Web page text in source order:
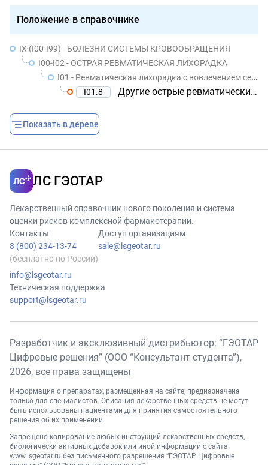
Положение в справочнике
IX (I00-I99) - БОЛЕЗНИ СИСТЕМЫ КРОВООБРАЩЕНИЯ
I00-I02 - ОСТРАЯ РЕВМАТИЧЕСКАЯ ЛИХОРАДКА
I01 - Ревматическая лихорадка с вовлечением сердца
I01.8
Другие острые ревматические болезни сердца
Показать в дереве
ЛС ГЭОТАР
Лекарственный справочник нового поколения и система
оценки рисков комплексной фармакотерапии.
Контакты
8 (800) 234-13-74
(бесплатно по России)
info@lsgeotar.ru
Доступ организациям
sale@lsgeotar.ru
Техническая поддержка
support@lsgeotar.ru
Разработчик и эксклюзивный дистрибьютор: “ГЭОТАР
Цифровые решения” (ООО “Консультант студента”),
2026, все права защищены
Информация о препаратах, размещенная на сайте, предназначена
только для специалистов. Описания лекарственных средств не могут
быть использованы пациентами для принятия самостоятельного
решения об их применении.
Запрещено копирование любых инструкций лекарственных средств,
биологически активных добавок или иной информации с сайта
www.lsgeotar.ru без письменного разрешения “ГЭОТАР Цифровые